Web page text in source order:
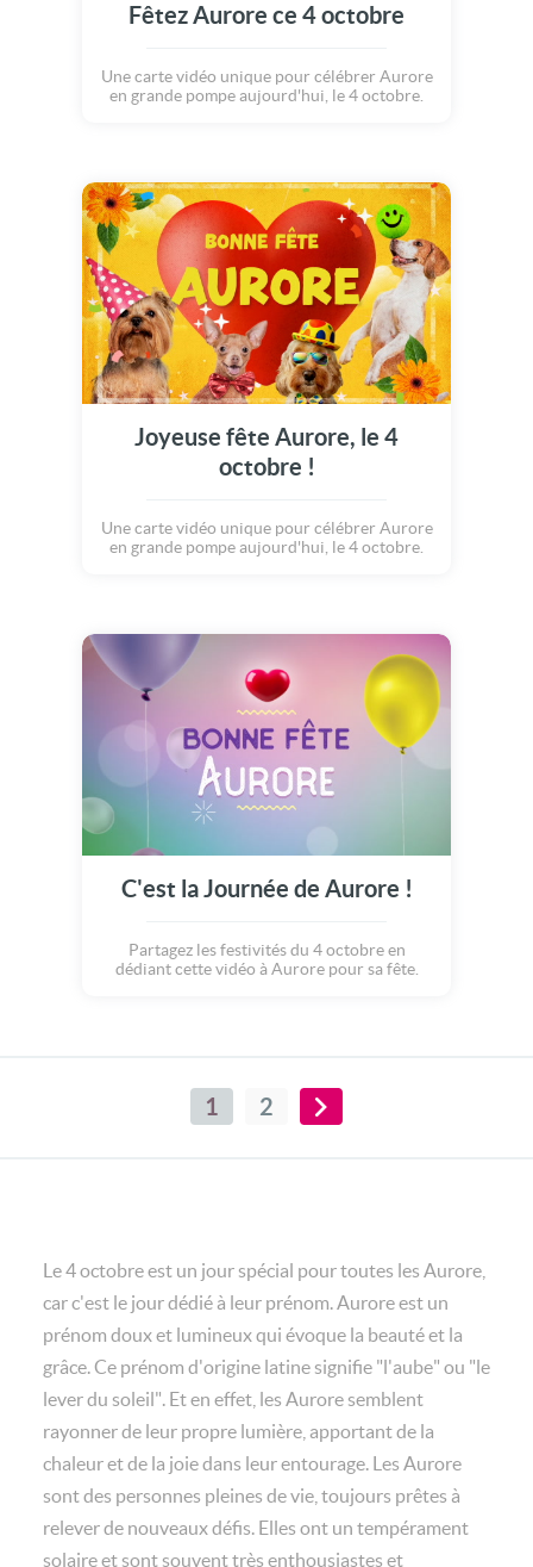
Fêtez Aurore ce 4 octobre
Une carte vidéo unique pour célébrer Aurore
en grande pompe aujourd'hui, le 4 octobre.
Joyeuse fête Aurore, le 4
octobre !
Une carte vidéo unique pour célébrer Aurore
en grande pompe aujourd'hui, le 4 octobre.
C'est la Journée de Aurore !
Partagez les festivités du 4 octobre en
dédiant cette vidéo à Aurore pour sa fête.
1 2
Le 4 octobre est un jour spécial pour toutes les Aurore,
car c'est le jour dédié à leur prénom. Aurore est un
prénom doux et lumineux qui évoque la beauté et la
grâce. Ce prénom d'origine latine signifie "l'aube" ou "le
lever du soleil". Et en effet, les Aurore semblent
rayonner de leur propre lumière, apportant de la
chaleur et de la joie dans leur entourage. Les Aurore
sont des personnes pleines de vie, toujours prêtes à
relever de nouveaux défis. Elles ont un tempérament
solaire et sont souvent très enthousiastes et